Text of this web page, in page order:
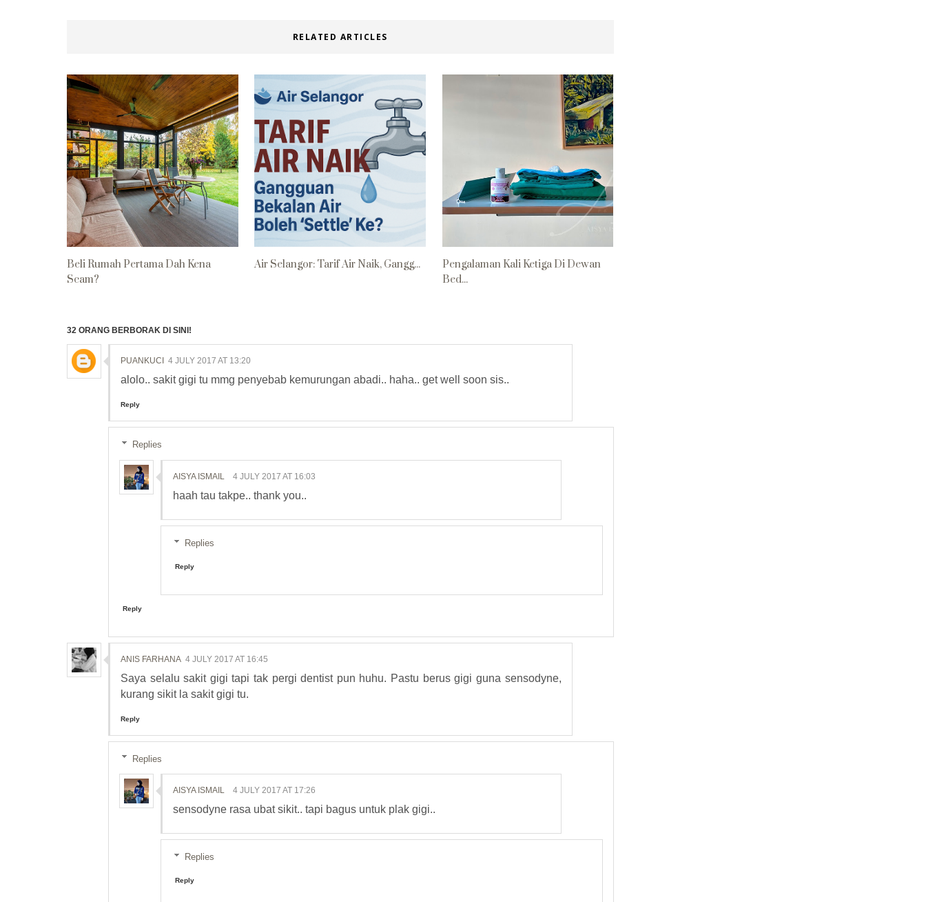
RELATED ARTICLES
Beli Rumah Pertama Dah Kena
Scam?
Air Selangor: Tarif Air Naik, Gangg...
Pengalaman Kali Ketiga Di Dewan
Bed...
32 ORANG BERBORAK DI SINI!
PUANKUCI 4 JULY 2017 AT 13:20
alolo.. sakit gigi tu mmg penyebab kemurungan abadi.. haha.. get well soon sis..
Reply
Replies
AISYA ISMAIL 4 JULY 2017 AT 16:03
haah tau takpe.. thank you..
Replies
Reply
Reply
ANIS FARHANA 4 JULY 2017 AT 16:45
Saya selalu sakit gigi tapi tak pergi dentist pun huhu. Pastu berus gigi guna sensodyne,
kurang sikit la sakit gigi tu.
Reply
Replies
AISYA ISMAIL 4 JULY 2017 AT 17:26
sensodyne rasa ubat sikit.. tapi bagus untuk plak gigi..
Replies
Reply